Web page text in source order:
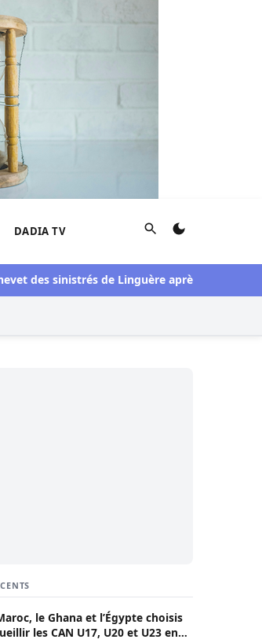
DADIA TV Rechercher
des sinistrés de Linguère après une visite
le Ghana et l’Égypte choisis
les CAN U17, U20 et U23 en